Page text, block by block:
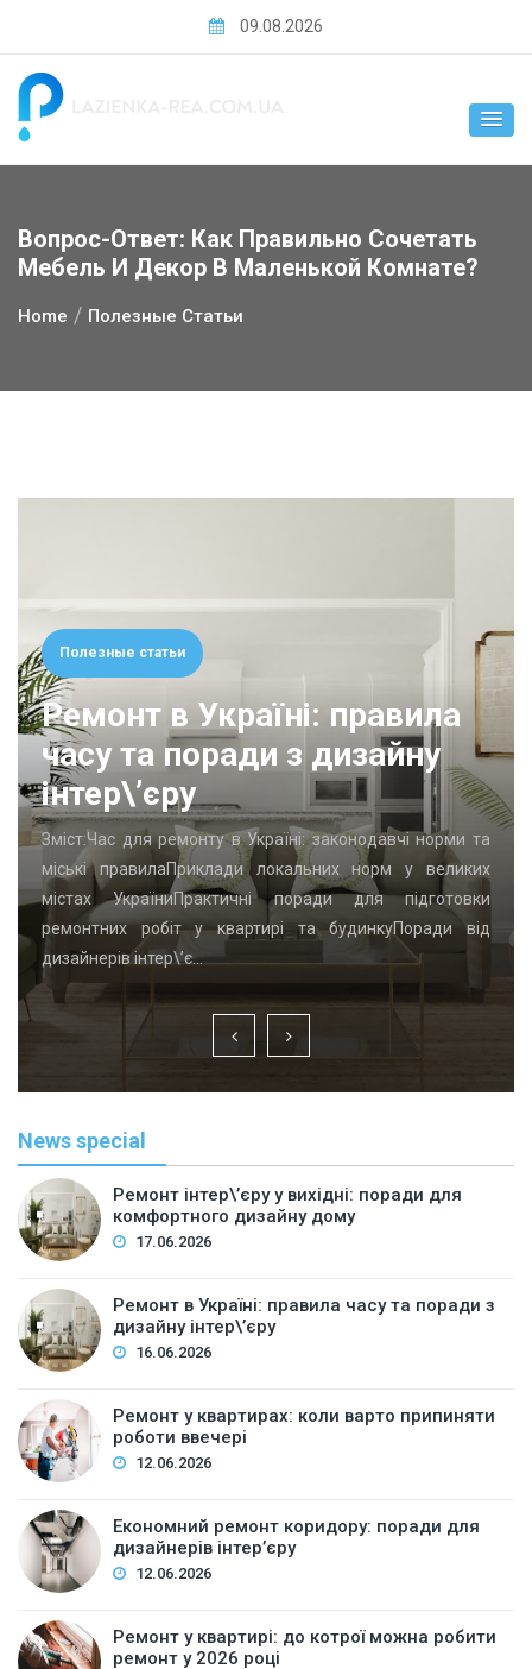
content
09.08.2026
Вопрос-Ответ: Как Правильно Сочетать
Мебель И Декор В Маленькой Комнате?
Home Полезные Статьи
Полезные статьи
Ремонт в Україні: правила
часу та поради з дизайну
інтер\’єру
Зміст:Час для ремонту в Україні: законодавчі норми та
міські правилаПриклади локальних норм у великих
містах УкраїниПрактичні поради для підготовки
ремонтних робіт у квартирі та будинкуПоради від
дизайнерів інтер\’є…
News special
Ремонт інтер\’єру у вихідні: поради для
комфортного дизайну дому
17.06.2026
Ремонт в Україні: правила часу та поради з
дизайну інтер\’єру
16.06.2026
Ремонт у квартирах: коли варто припиняти
роботи ввечері
12.06.2026
Економний ремонт коридору: поради для
дизайнерів інтер’єру
12.06.2026
Ремонт у квартирі: до котрої можна робити
ремонт у 2026 році